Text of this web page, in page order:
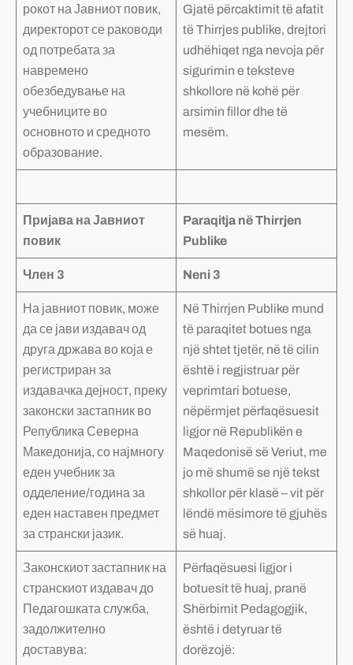
рокот на Јавниот повик,
директорот се раководи
од потребата за
навремено
обезбедување на
учебниците во
основното и средното
образование.
Gjatë përcaktimit të afatit
të Thirrjes publike, drejtori
udhëhiqet nga nevoja për
sigurimin e teksteve
shkollore në kohë për
arsimin fillor dhe të
mesëm.
Пријава на Јавниот
повик
Paraqitja në Thirrjen
Publike
Член 3 Neni 3
На јавниот повик, може
да се јави издавач од
друга држава во која е
регистриран за
издавачка дејност, преку
законски застапник во
Република Северна
Македонија, со најмногу
еден учебник за
одделение/година за
еден наставен предмет
за странски јазик.
Në Thirrjen Publike mund
të paraqitet botues nga
një shtet tjetër, në të cilin
është i regjistruar për
veprimtari botuese,
nëpërmjet përfaqësuesit
ligjor në Republikën e
Maqedonisë së Veriut, me
jo më shumë se një tekst
shkollor për klasë – vit për
lëndë mësimore të gjuhës
së huaj.
Законскиот застапник на
странскиот издавач до
Педагошката служба,
задолжително
доставува:
Përfaqësuesi ligjor i
botuesit të huaj, pranë
Shërbimit Pedagogjik,
është i detyruar të
dorëzojë: